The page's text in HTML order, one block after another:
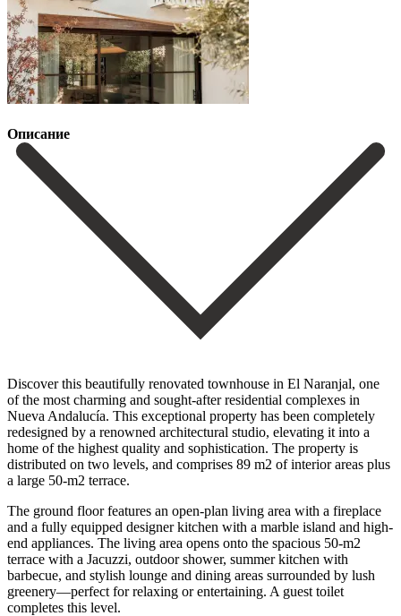
Описание
Discover this beautifully renovated townhouse in El Naranjal, one
of the most charming and sought-after residential complexes in
Nueva Andalucía. This exceptional property has been completely
redesigned by a renowned architectural studio, elevating it into a
home of the highest quality and sophistication. The property is
distributed on two levels, and comprises 89 m2 of interior areas plus
a large 50-m2 terrace.
The ground floor features an open-plan living area with a fireplace
and a fully equipped designer kitchen with a marble island and high-
end appliances. The living area opens onto the spacious 50-m2
terrace with a Jacuzzi, outdoor shower, summer kitchen with
barbecue, and stylish lounge and dining areas surrounded by lush
greenery—perfect for relaxing or entertaining. A guest toilet
completes this level.